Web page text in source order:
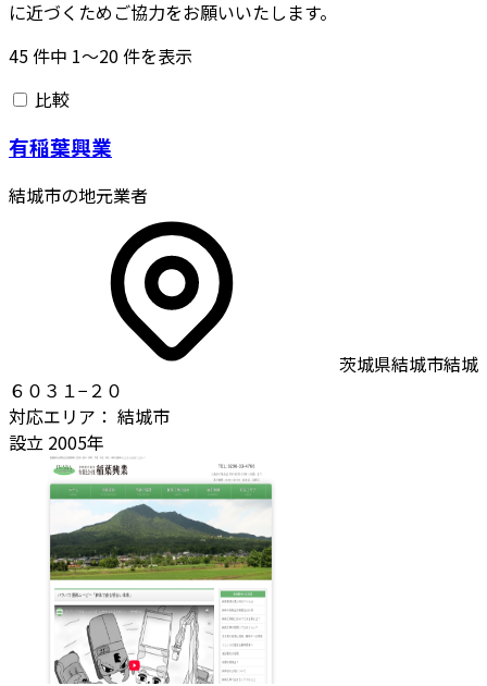
に近づくためご協力をお願いいたします。
45件中 1〜20件を表示
比較
有稲葉興業
結城市の地元業者
茨城県結城市結城
６０３１−２０
対応エリア： 結城市
設立 2005年